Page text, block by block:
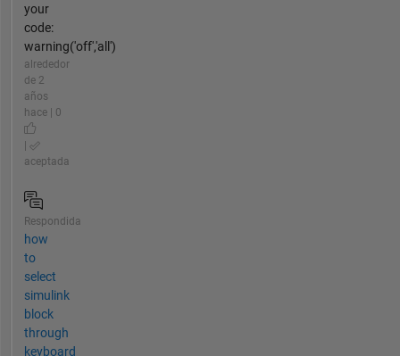
your
code:
warning('off','all')
alrededor
de 2
años
hace | 0
|
aceptada
Respondida
how
to
select
simulink
block
through
keyboard